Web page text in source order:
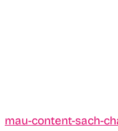
mau-content-sach-